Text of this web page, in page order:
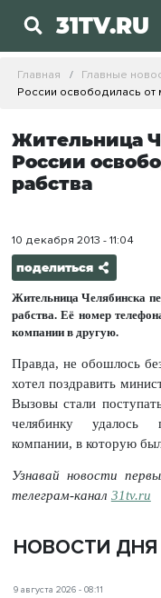
31TV.RU
Главная Главные
России освободилась от
Жительница
России
рабства
10 декабря 2013 - 11:04
поделиться
Жительница Челябинска
рабства. Её номер
компании в другую.
Правда, не обошлось
хотел поздравить
Вызовы стали
челябинку удалось
компании, в которую
Узнавай новости
телеграм-канал 31tv.ru
НОВОСТИ ДНЯ
9 августа 2026 - 08:11